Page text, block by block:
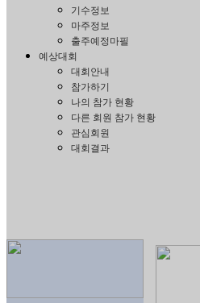
기수정보
마주정보
출주예정마필
예상대회
대회안내
참가하기
나의 참가 현황
다른 회원 참가 현황
관심회원
대회결과